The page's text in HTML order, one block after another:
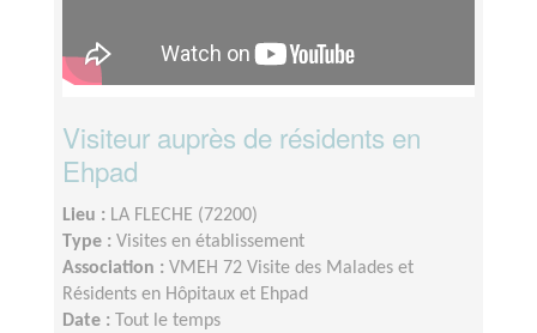
Visiteur auprès de résidents en
Ehpad
Lieu : LA FLECHE (72200)
Type : Visites en établissement
Association : VMEH 72 Visite des Malades et
Résidents en Hôpitaux et Ehpad
Date :
Tout le temps